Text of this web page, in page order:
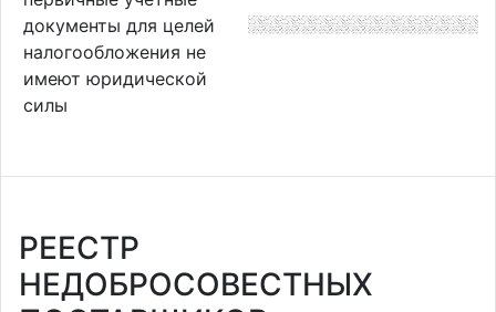
документы для целей
налогообложения не
имеют юридической
силы
РЕЕСТР
НЕДОБРОСОВЕСТНЫХ